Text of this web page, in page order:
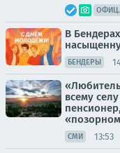
ОФИЦ.
В
БЕНДЕРЫ
всему
СМИ 13:53